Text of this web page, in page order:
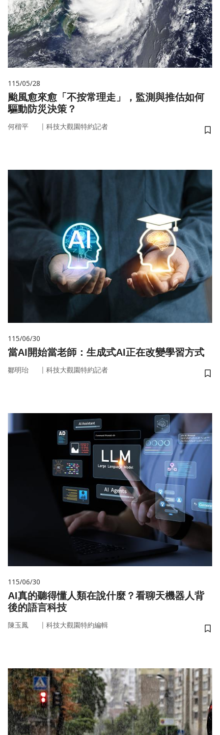
115/05/28
颱風愈來愈「不按常理走」，監測與推估如何
驅動防災決策？
何楷平 ｜ 科技大觀園特約記者
儲
115/06/30
當AI開始當老師：生成式AI正在改變學習方式
鄒明珆 ｜ 科技大觀園特約記者
儲
115/06/30
AI真的聽得懂人類在說什麼？看聊天機器人背
後的語言科技
陳玉鳳 ｜ 科技大觀園特約編輯
儲